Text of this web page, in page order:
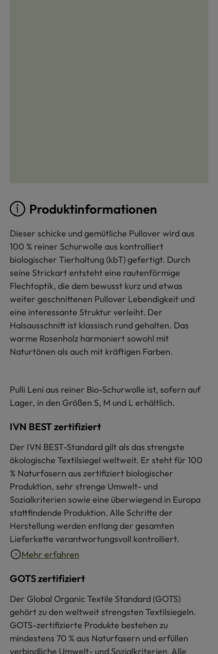
Produktinformationen
Dieser schicke und gemütliche Pullover wird aus
100 % reiner Schurwolle aus kontrolliert
biologischer Tierhaltung (kbT) gefertigt. Durch
seine Strickart entsteht eine rautenförmige
Flechtoptik, die dem bewusst kurz und etwas
weiter geschnittenen Pullover Lebendigkeit und
eine interessante Struktur verleiht. Der
Halsausschnitt ist klassisch rund gehalten. Das
warme Rosenholz harmoniert sowohl mit
Naturtönen als auch mit kräftigen Farben.
Pulli Leni aus reiner Bio-Schurwolle ist, sofern auf
Lager, in den Größen S, M und L erhältlich.
IVN BEST zertifiziert
Der IVN BEST-Standard gilt als das strengste
ökologische Textilsiegel weltweit. Er steht für 100
% Naturfasern aus zertifiziert biologischer
Produktion, sehr strenge Umwelt- und
Sozialkriterien sowie eine überwiegend in Europa
stattfindende Produktion. Alle Schritte der
Herstellung werden entlang der gesamten
Lieferkette verantwortungsvoll kontrolliert.
Mehr erfahren
GOTS zertifiziert
Der Global Organic Textile Standard (GOTS)
gehört zu den weltweit strengsten Textilsiegeln.
GOTS-zertifizierte Produkte bestehen zu
mindestens 70 % aus Naturfasern und erfüllen
verbindliche Umwelt- und Sozialkriterien. Alle